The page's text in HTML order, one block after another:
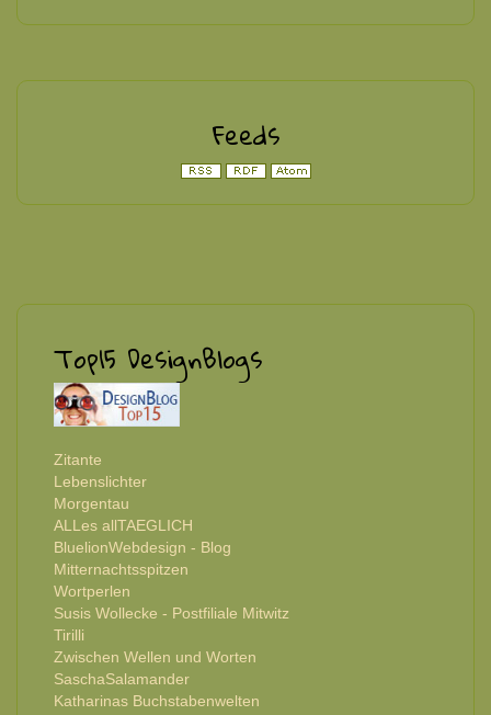
Feeds
Top15 DesignBlogs
Zitante
Lebenslichter
Morgentau
ALLes allTAEGLICH
BluelionWebdesign - Blog
Mitternachtsspitzen
Wortperlen
Susis Wollecke - Postfiliale Mitwitz
Tirilli
Zwischen Wellen und Worten
SaschaSalamander
Katharinas Buchstabenwelten